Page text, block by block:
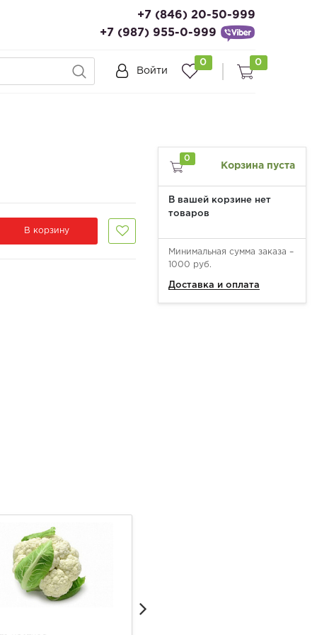
+7 (846) 20-50-999
+7 (987) 955-0-999
Войти
0 0
В корзину
0
Корзина пуста
В вашей корзине нет
товаров
Минимальная сумма заказа –
1000 руб.
Доставка и оплата